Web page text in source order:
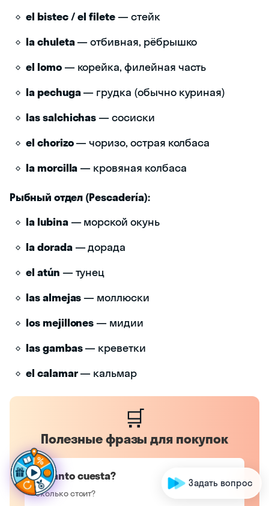
el bistec / el filete— стейк
la chuleta— отбивная, рёбрышко
el lomo— корейка, филейная часть
la pechuga— грудка (обычно куриная)
las salchichas— сосиски
el chorizo— чоризо, острая колбаса
la morcilla— кровяная колбаса
Рыбный отдел (Pescadería):
la lubina— морской окунь
la dorada— дорада
el atún — тунец
las almejas— моллюски
los mejillones— мидии
las gambas— креветки
el calamar— кальмар
🛒
Полезные фразы для покупок
¿Cuánto cuesta?
Сколько стоит?
Готовысдел
Задать вопрос